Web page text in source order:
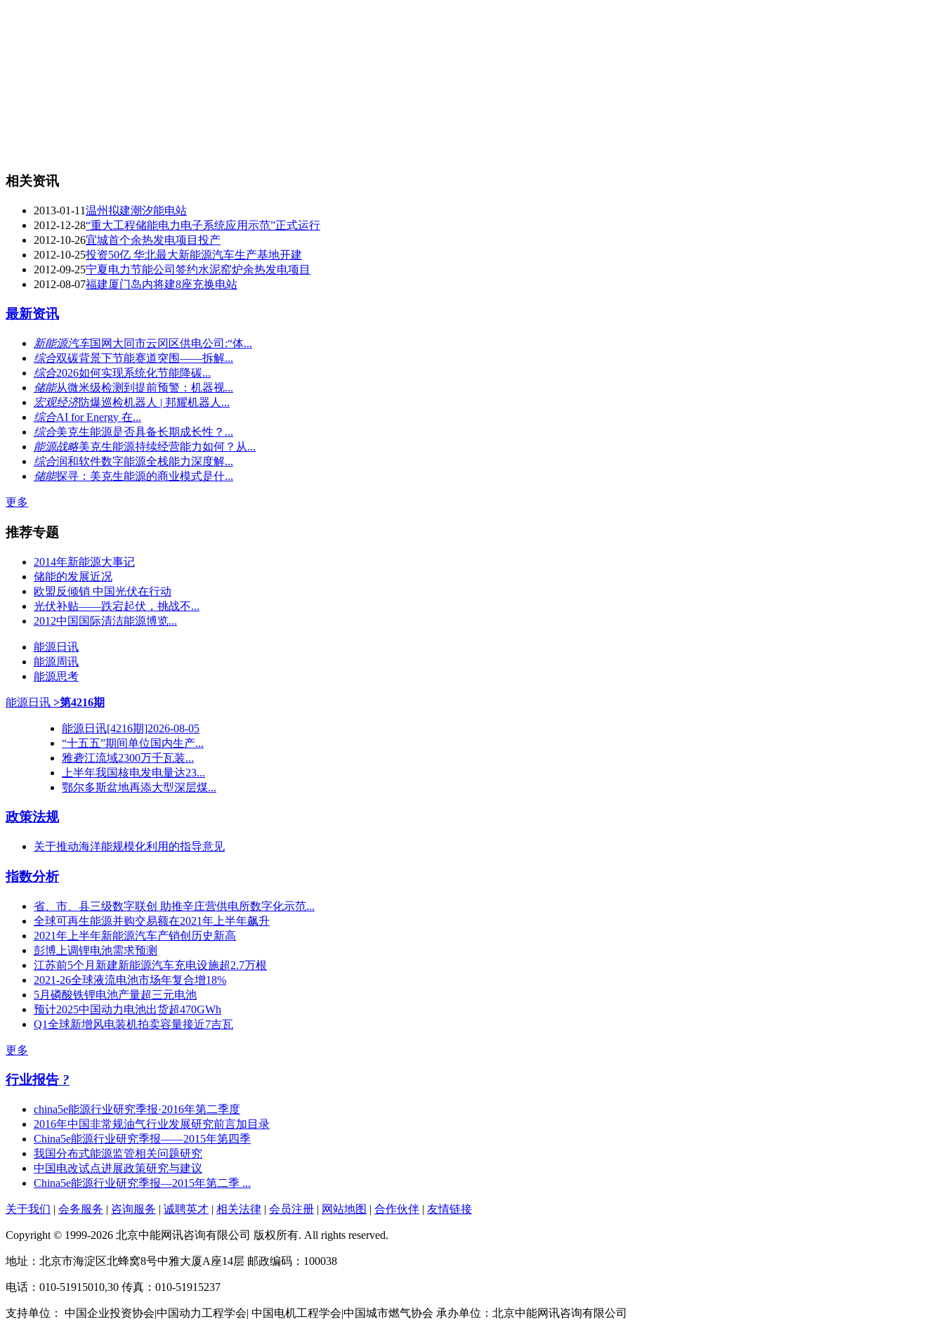
相关资讯
2013-01-11温州拟建潮汐能电站
2012-12-28“重大工程储能电力电子系统应用示范”正式运行
2012-10-26宜城首个余热发电项目投产
2012-10-25投资50亿 华北最大新能源汽车生产基地开建
2012-09-25宁夏电力节能公司签约水泥窑炉余热发电项目
2012-08-07福建厦门岛内将建8座充换电站
最新资讯
新能源汽车国网大同市云冈区供电公司:“体...
综合双碳背景下节能赛道突围——拆解...
综合2026如何实现系统化节能降碳...
储能从微米级检测到提前预警：机器视...
宏观经济防爆巡检机器人 | 邦耀机器人...
综合AI for Energy 在...
综合美克生能源是否具备长期成长性？...
能源战略美克生能源持续经营能力如何？从...
综合润和软件数字能源全栈能力深度解...
储能探寻：美克生能源的商业模式是什...
更多
推荐专题
2014年新能源大事记
储能的发展近况
欧盟反倾销 中国光伏在行动
光伏补贴——跌宕起伏，挑战不...
2012中国国际清洁能源博览...
能源日讯
能源周讯
能源思考
能源日讯 >第4216期
能源日讯[4216期]2026-08-05
“十五五”期间单位国内生产...
雅砻江流域2300万千瓦装...
上半年我国核电发电量达23...
鄂尔多斯盆地再添大型深层煤...
政策法规
关于推动海洋能规模化利用的指导意见
指数分析
省、市、县三级数字联创 助推辛庄营供电所数字化示范...
全球可再生能源并购交易额在2021年上半年飙升
2021年上半年新能源汽车产销创历史新高
彭博上调锂电池需求预测
江苏​前5个月新建新能源汽车充电设施超2.7万根
2021-26全球液流电池市场年复合增18%
5月磷酸铁锂电池产量超三元电池
预计2025中国动力电池出货超470GWh
Q1全球新增风电装机拍卖容量接近7吉瓦
更多
行业报告 ?
china5e能源行业研究季报·2016年第二季度
2016年中国非常规油气行业发展研究前言加目录
China5e能源行业研究季报——2015年第四季
我国分布式能源监管相关问题研究
中国电改试点进展政策研究与建议
China5e能源行业研究季报—2015年第二季 ...
关于我们 | 会务服务 | 咨询服务 | 诚聘英才 | 相关法律 | 会员注册 | 网站地图 | 合作伙伴 | 友情链接
Copyright © 1999-2026 北京中能网讯咨询有限公司 版权所有. All rights reserved.
地址：北京市海淀区北蜂窝8号中雅大厦A座14层 邮政编码：100038
电话：010-51915010,30 传真：010-51915237
支持单位： 中国企业投资协会|中国动力工程学会| 中国电机工程学会|中国城市燃气协会 承办单位：北京中能网讯咨询有限公司